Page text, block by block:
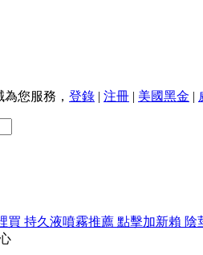
您服務， 登錄 | 注冊 | 美國黑金 |
買 持久液噴霧推薦 點擊加新賴 陰